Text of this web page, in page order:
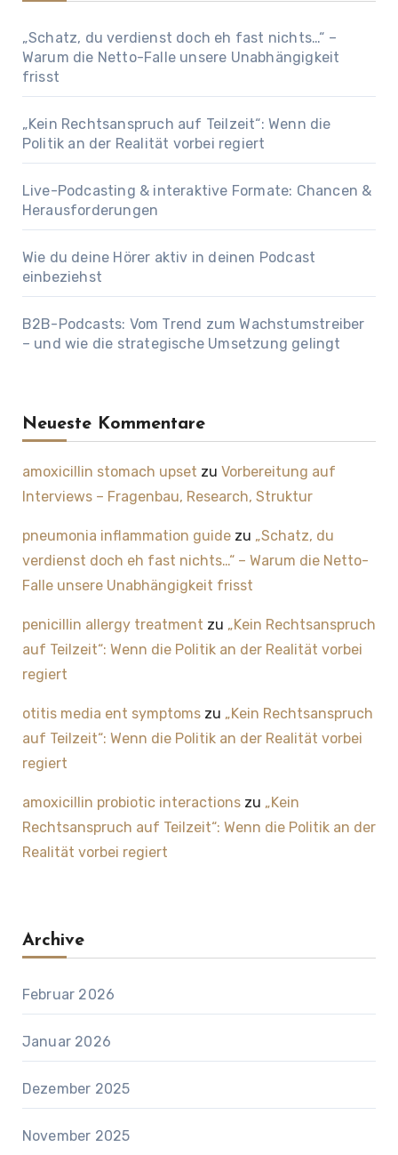
„Schatz, du verdienst doch eh fast nichts…“ –
Warum die Netto-Falle unsere Unabhängigkeit
frisst
„Kein Rechtsanspruch auf Teilzeit“: Wenn die
Politik an der Realität vorbei regiert
Live-Podcasting & interaktive Formate: Chancen &
Herausforderungen
Wie du deine Hörer aktiv in deinen Podcast
einbeziehst
B2B-Podcasts: Vom Trend zum Wachstumstreiber
– und wie die strategische Umsetzung gelingt
Neueste Kommentare
amoxicillin stomach upset zu Vorbereitung auf
Interviews – Fragenbau, Research, Struktur
pneumonia inflammation guidezu „Schatz, du
verdienst doch eh fast nichts…“ – Warum die Netto-
Falle unsere Unabhängigkeit frisst
penicillin allergy treatment zu „Kein Rechtsanspruch
auf Teilzeit“: Wenn die Politik an der Realität vorbei
regiert
otitis media ent symptomszu „Kein Rechtsanspruch
auf Teilzeit“: Wenn die Politik an der Realität vorbei
regiert
amoxicillin probiotic interactionszu „Kein
Rechtsanspruch auf Teilzeit“: Wenn die Politik an der
Realität vorbei regiert
Archive
Februar 2026
Januar 2026
Dezember 2025
November 2025